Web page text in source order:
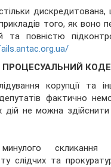
дискредитована,
того, як воно
та повністю
ПРОЦЕСУАЛЬНИЙ
корупції та
фактично
дій не можна
скликання
слідчих та